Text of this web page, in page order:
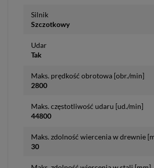
Silnik
Szczotkowy
Udar
Tak
Maks. prędkość obrotowa [obr./min]
2800
Maks. częstotliwość udaru [ud./min]
44800
Maks. zdolność wiercenia w drewnie
30